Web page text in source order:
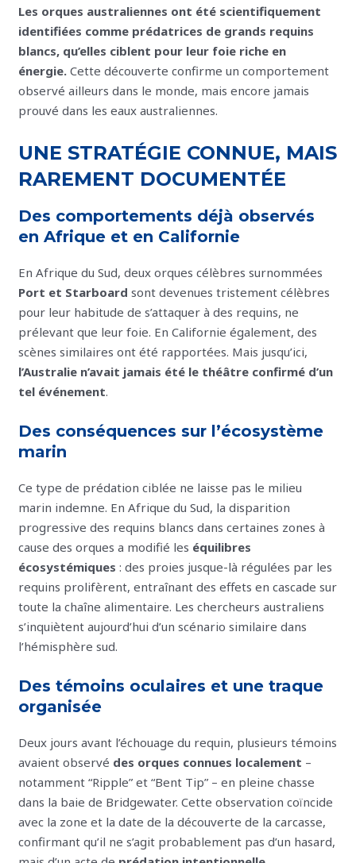
Les orques australiennes ont été scientifiquement
identifiées comme prédatrices de grands requins
blancs, qu’elles ciblent pour leur foie riche en
énergie. Cette découverte confirme un comportement
observé ailleurs dans le monde, mais encore jamais
prouvé dans les eaux australiennes.
UNE STRATÉGIE CONNUE, MAIS
RAREMENT DOCUMENTÉE
Des comportements déjà observés
en Afrique et en Californie
En Afrique du Sud, deux orques célèbres surnommées
Port et Starboard sont devenues tristement célèbres
pour leur habitude de s’attaquer à des requins, ne
prélevant que leur foie. En Californie également, des
scènes similaires ont été rapportées. Mais jusqu’ici,
l’Australie n’avait jamais été le théâtre confirmé d’un
tel événement.
Des conséquences sur l’écosystème
marin
Ce type de prédation ciblée ne laisse pas le milieu
marin indemne. En Afrique du Sud, la disparition
progressive des requins blancs dans certaines zones à
cause des orques a modifié les équilibres
écosystémiques : des proies jusque-là régulées par les
requins prolifèrent, entraînant des effets en cascade sur
toute la chaîne alimentaire. Les chercheurs australiens
s’inquiètent aujourd’hui d’un scénario similaire dans
l’hémisphère sud.
Des témoins oculaires et une traque
organisée
Deux jours avant l’échouage du requin, plusieurs témoins
avaient observé des orques connues localement –
notamment “Ripple” et “Bent Tip” – en pleine chasse
dans la baie de Bridgewater. Cette observation coïncide
avec la zone et la date de la découverte de la carcasse,
confirmant qu’il ne s’agit probablement pas d’un hasard,